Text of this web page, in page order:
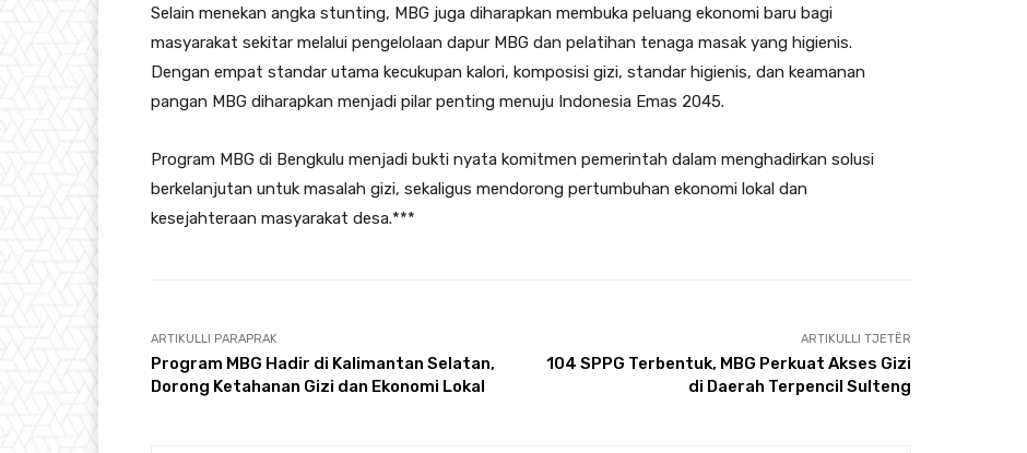
Selain menekan angka stunting, MBG juga diharapkan membuka peluang ekonomi baru bagi
masyarakat sekitar melalui pengelolaan dapur MBG dan pelatihan tenaga masak yang higienis.
Dengan empat standar utama kecukupan kalori, komposisi gizi, standar higienis, dan keamanan
pangan MBG diharapkan menjadi pilar penting menuju Indonesia Emas 2045.
Program MBG di Bengkulu menjadi bukti nyata komitmen pemerintah dalam menghadirkan solusi
berkelanjutan untuk masalah gizi, sekaligus mendorong pertumbuhan ekonomi lokal dan
kesejahteraan masyarakat desa.***
ARTIKULLI PARAPRAK
Program MBG Hadir di Kalimantan Selatan,
Dorong Ketahanan Gizi dan Ekonomi Lokal
ARTIKULLI TJETËR
104 SPPG Terbentuk, MBG Perkuat Akses Gizi
di Daerah Terpencil Sulteng